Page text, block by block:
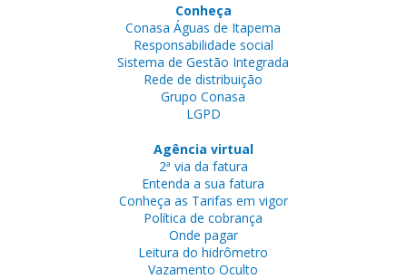
Conheça
Conasa Águas de Itapema
Responsabilidade social
Sistema de Gestão Integrada
Rede de distribuição
Grupo Conasa
LGPD
Agência virtual
2ª via da fatura
Entenda a sua fatura
Conheça as Tarifas em vigor
Política de cobrança
Onde pagar
Leitura do hidrômetro
Vazamento Oculto